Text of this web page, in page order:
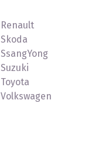
Renault
Skoda
SsangYong
Suzuki
Toyota
Volkswagen